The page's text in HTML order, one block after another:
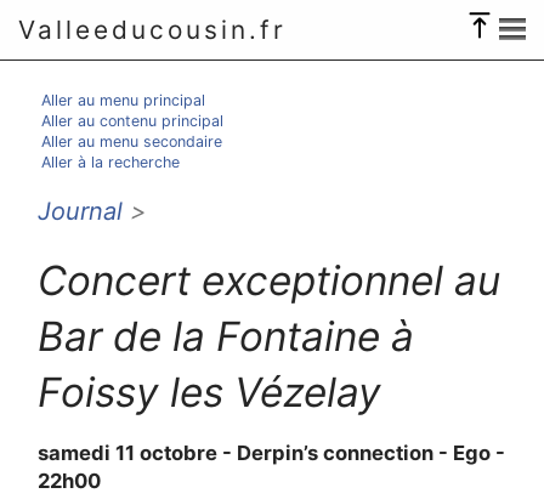
Valleeducousin.fr
Aller au menu principal
Aller au contenu principal
Aller au menu secondaire
Aller à la recherche
Journal >
Concert exceptionnel au
Bar de la Fontaine à
Foissy les Vézelay
samedi 11 octobre - Derpin’s connection - Ego -
22h00